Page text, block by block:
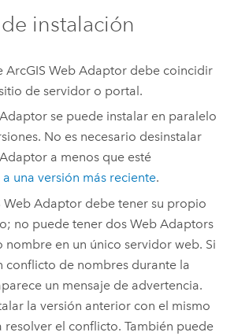
instalación
ArcGIS Web Adaptor debe coincidir
de servidor o portal.
se puede instalar en paralelo
No es necesario desinstalar
a menos que esté
una versión más reciente.
Web Adaptor debe tener su propio
no puede tener dos Web Adaptors
nombre en un único servidor web. Si
conflicto de nombres durante la
un mensaje de advertencia.
la versión anterior con el mismo
resolver el conflicto. También puede